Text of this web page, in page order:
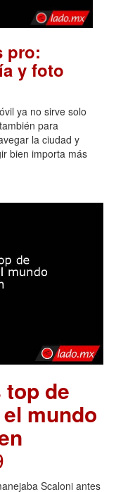
pro:
y foto
ya no sirve solo
para
la ciudad y
bien importa más
top de
mundo
Scaloni antes